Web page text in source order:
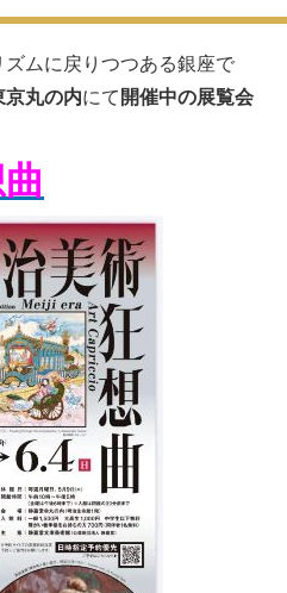
ムに戻りつつある銀座で
京丸の内にて 開催中の展覧会